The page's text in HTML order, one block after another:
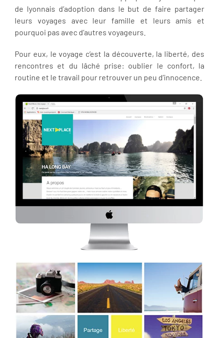
de lyonnais d’adoption dans le but de faire partager
leurs voyages avec leur famille et leurs amis et
pourquoi pas avec d’autres voyageurs.
Pour eux, le voyage c’est la découverte, la liberté, des
rencontres et du lâché prise: oublier le confort, la
routine et le travail pour retrouver un peu d’innocence.